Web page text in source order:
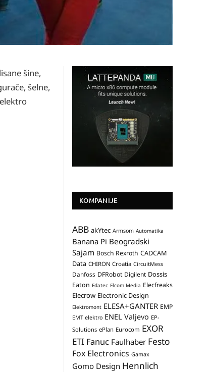
šine,
šelne,
KOMPANIJE
ABB akYtec Armsom Automatika
Banana Pi Beogradski
Sajam Bosch Rexroth CADCAM
Data CHIRON Croatia CircuitMess
Danfoss DFRobot Digilent Dossis
Eaton Edatec Elcom Media Elecfreaks
Elecrow Electronic Design
Elektromont ELESA+GANTER EMP
EMT elektro ENEL Valjevo EP-
Solutions ePlan Eurocom EXOR
ETI Fanuc Faulhaber Festo
Fox Electronics Gamax
Gomo Design Hennlich